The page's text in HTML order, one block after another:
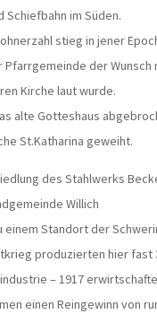
Schiefbahn im Süden.
stieg in jener
Pfarrgemeinde der Wunsch
Kirche laut wurde.
alte Gotteshaus
St.Katharina geweiht.
des Stahlwerks
Willich
einem Standort der
produzierten hier fast
– 1917
einen Reingewinn von